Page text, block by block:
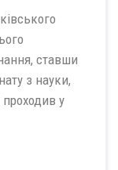
ставши
з науки,
проходив у